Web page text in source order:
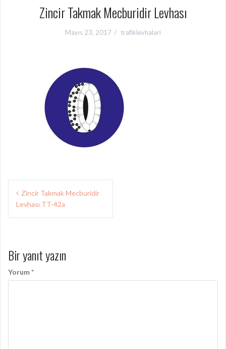
Zincir Takmak Mecburidir Levhası
Mayıs 23, 2017 trafiklevhalari
Yazı
gezinmesi
Zincir Takmak Mecburidir
Levhası TT-42a
Bir yanıt yazın
Yorum*